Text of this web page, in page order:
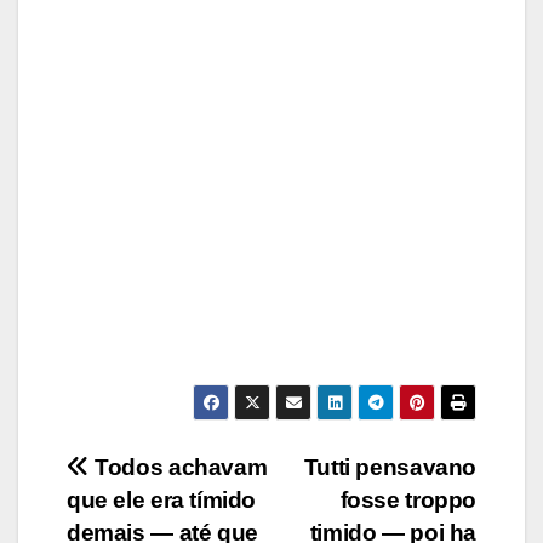
Post
navigation
Tutti pensavano
fosse troppo
timido — poi ha
Todos achavam
que ele era tímido
demais — até que